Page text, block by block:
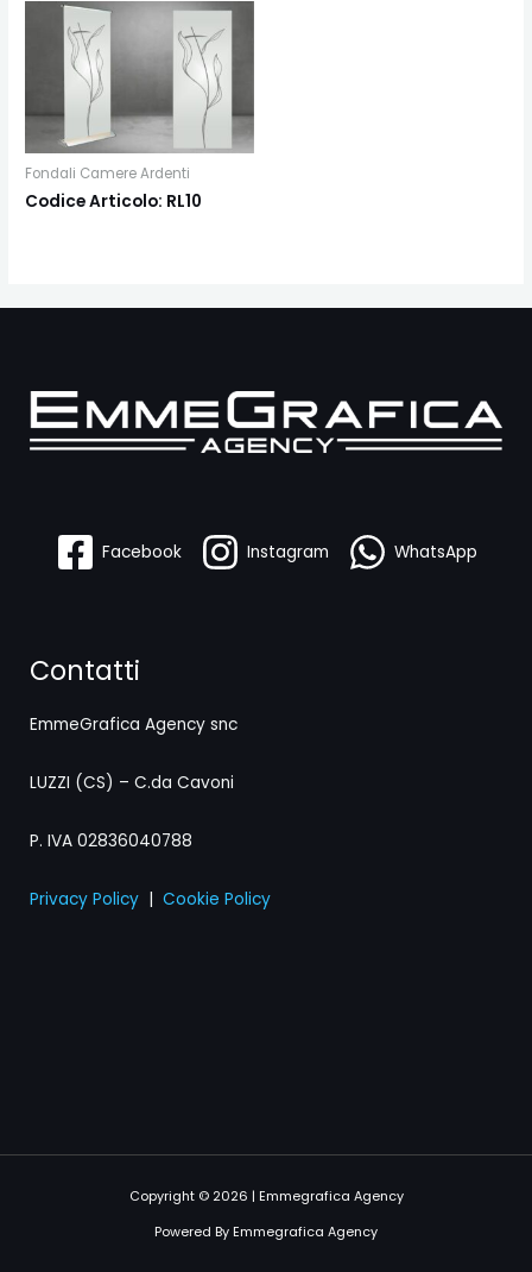
Fondali Camere Ardenti
Codice Articolo: RL10
Facebook Instagram WhatsApp
Contatti
EmmeGrafica Agency snc
LUZZI (CS) – C.da Cavoni
P. IVA 02836040788
Privacy Policy | Cookie Policy
Copyright © 2026 | Emmegrafica Agency
Powered By Emmegrafica Agency